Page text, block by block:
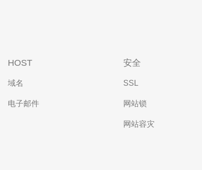
HOST
域名
电子邮件
安全
SSL
网站锁
网站容灾